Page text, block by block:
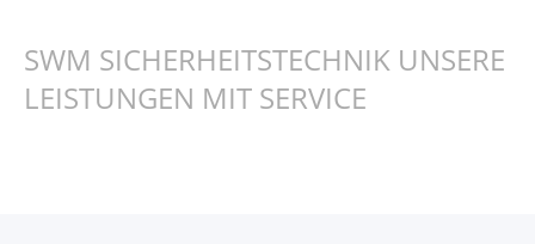
SWM SICHERHEITSTECHNIK UNSERE
LEISTUNGEN MIT SERVICE